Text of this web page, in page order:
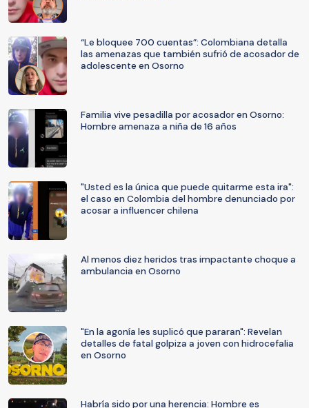
“Le bloquee 700 cuentas”: Colombiana detalla
las amenazas que también sufrió de acosador de
adolescente en Osorno
Familia vive pesadilla por acosador en Osorno:
Hombre amenaza a niña de 16 años
"Usted es la única que puede quitarme esta ira":
el caso en Colombia del hombre denunciado por
acosar a influencer chilena
Al menos diez heridos tras impactante choque a
ambulancia en Osorno
"En la agonía les suplicó que pararan": Revelan
detalles de fatal golpiza a joven con hidrocefalia
en Osorno
Habría sido por una herencia: Hombre es